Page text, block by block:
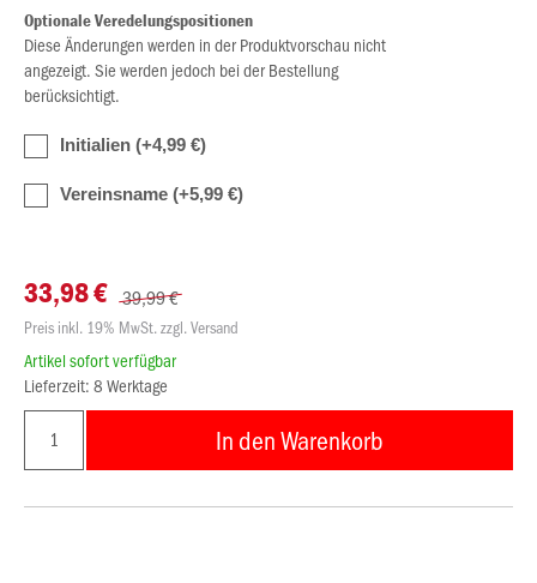
Optionale Veredelungspositionen
Diese Änderungen werden in der Produktvorschau nicht
angezeigt. Sie werden jedoch bei der Bestellung
berücksichtigt.
Initialien (+4,99 €)
Vereinsname (+5,99 €)
33,98 € 39,99 €
Preis inkl. 19% MwSt. zzgl. Versand
Artikel sofort verfügbar
Lieferzeit: 8 Werktage
In den Warenkorb